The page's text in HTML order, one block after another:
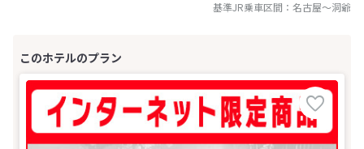
基準JR乗車区間： 名古屋～洞爺